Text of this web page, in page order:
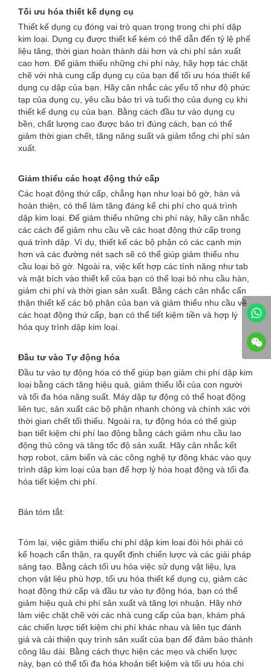
Tối ưu hóa thiết kế dụng cụ
Thiết kế dụng cụ đóng vai trò quan trọng trong chi phí dập
kim loại. Dụng cụ được thiết kế kém có thể dẫn đến tỷ lệ phế
liệu tăng, thời gian hoàn thành dài hơn và chi phí sản xuất
cao hơn. Để giảm thiểu những chi phí này, hãy hợp tác chặt
chẽ với nhà cung cấp dụng cụ của bạn để tối ưu hóa thiết kế
dụng cụ dập của bạn. Hãy cân nhắc các yếu tố như độ phức
tạp của dụng cụ, yêu cầu bảo trì và tuổi thọ của dụng cụ khi
thiết kế dụng cụ của bạn. Bằng cách đầu tư vào dụng cụ
bền, chất lượng cao được bảo trì đúng cách, bạn có thể
giảm thời gian chết, tăng năng suất và giảm tổng chi phí sản
xuất.
Giảm thiểu các hoạt động thứ cấp
Các hoạt động thứ cấp, chẳng hạn như loại bỏ gờ, hàn và
hoàn thiện, có thể làm tăng đáng kể chi phí cho quá trình
dập kim loại. Để giảm thiểu những chi phí này, hãy cân nhắc
các cách để giảm nhu cầu về các hoạt động thứ cấp trong
quá trình dập. Ví dụ, thiết kế các bộ phận có các cạnh mịn
hơn và các đường nét sạch sẽ có thể giúp giảm thiểu nhu
cầu loại bỏ gờ. Ngoài ra, việc kết hợp các tính năng như tab
và mặt bích vào thiết kế của bạn có thể loại bỏ nhu cầu hàn,
giảm chi phí và thời gian sản xuất. Bằng cách cân nhắc cẩn
thận thiết kế các bộ phận của bạn và giảm thiểu nhu cầu về
các hoạt động thứ cấp, bạn có thể tiết kiệm tiền và hợp lý
hóa quy trình dập kim loại.
Đầu tư vào Tự động hóa
Đầu tư vào tự động hóa có thể giúp bạn giảm chi phí dập kim
loại bằng cách tăng hiệu quả, giảm thiểu lỗi của con người
và tối đa hóa năng suất. Máy dập tự động có thể hoạt động
liên tục, sản xuất các bộ phận nhanh chóng và chính xác với
thời gian chết tối thiểu. Ngoài ra, tự động hóa có thể giúp
bạn tiết kiệm chi phí lao động bằng cách giảm nhu cầu lao
động thủ công và tăng tốc độ sản xuất. Hãy cân nhắc kết
hợp robot, cảm biến và các công nghệ tự động khác vào quy
trình dập kim loại của bạn để hợp lý hóa hoạt động và tối đa
hóa tiết kiệm chi phí.
Bản tóm tắt:
Tóm lại, việc giảm thiểu chi phí dập kim loại đòi hỏi phải có
kế hoạch cẩn thận, ra quyết định chiến lược và các giải pháp
sáng tạo. Bằng cách tối ưu hóa việc sử dụng vật liệu, lựa
chọn vật liệu phù hợp, tối ưu hóa thiết kế dụng cụ, giảm các
hoạt động thứ cấp và đầu tư vào tự động hóa, bạn có thể
giảm hiệu quả chi phí sản xuất và tăng lợi nhuận. Hãy nhớ
làm việc chặt chẽ với các nhà cung cấp của bạn, khám phá
các chiến lược tiết kiệm chi phí khác nhau và liên tục đánh
giá và cải thiện quy trình sản xuất của bạn để đảm bảo thành
công lâu dài. Bằng cách thực hiện các mẹo và chiến lược
này, bạn có thể tối đa hóa khoản tiết kiệm và tối ưu hóa chi